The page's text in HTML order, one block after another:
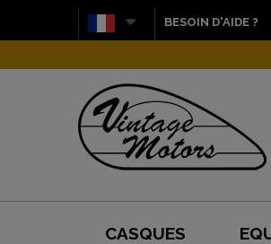
BESOIN D'AIDE ?
CASQUES